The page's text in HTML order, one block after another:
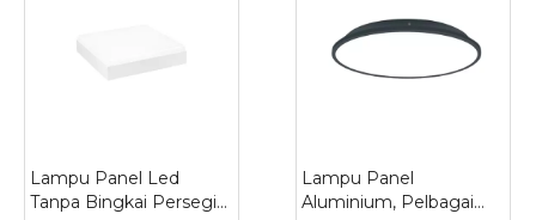
Lampu Panel Led
Tanpa Bingkai Persegi
Lampu Panel
Aluminium, Pelbagai